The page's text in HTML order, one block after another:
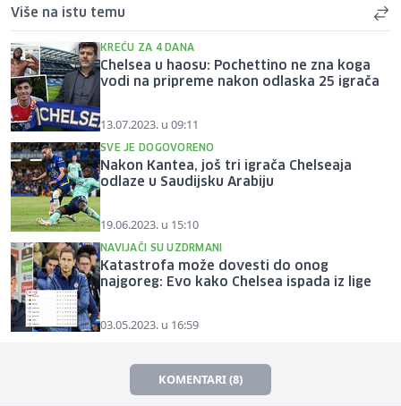
Više na istu temu
KREĆU ZA 4 DANA
Chelsea u haosu: Pochettino ne zna koga
vodi na pripreme nakon odlaska 25 igrača
13.07.2023. u 09:11
SVE JE DOGOVORENO
Nakon Kantea, još tri igrača Chelseaja
odlaze u Saudijsku Arabiju
19.06.2023. u 15:10
NAVIJAČI SU UZDRMANI
Katastrofa može dovesti do onog
najgoreg: Evo kako Chelsea ispada iz lige
03.05.2023. u 16:59
KOMENTARI (8)